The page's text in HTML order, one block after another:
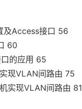
Access接口 56
60
的应用 65
VLAN间路由 75
现VLAN间路由 81